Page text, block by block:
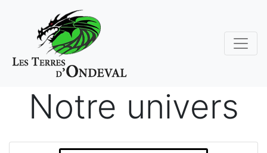
Notre univers